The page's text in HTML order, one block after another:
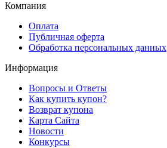
Компания
Оплата
Публичная оферта
Обработка персональных данных
Информация
Вопросы и Ответы
Как купить купон?
Возврат купона
Карта Сайта
Новости
Конкурсы